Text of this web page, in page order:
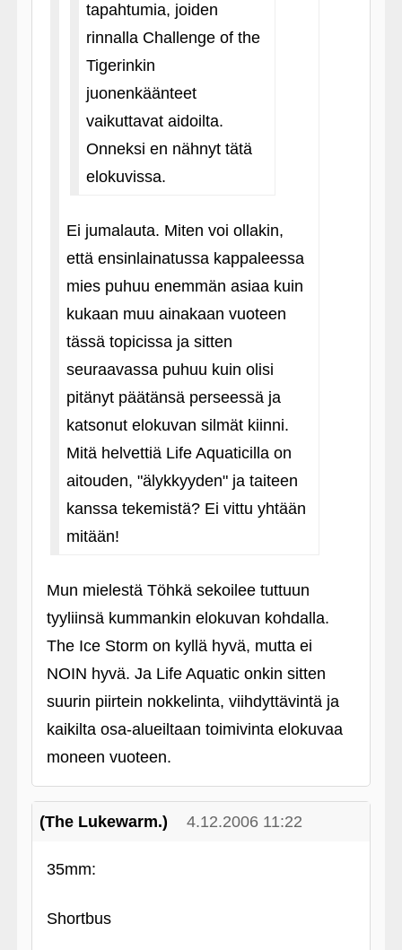
tapahtumia, joiden
rinnalla Challenge of the
Tigerinkin
juonenkäänteet
vaikuttavat aidoilta.
Onneksi en nähnyt tätä
elokuvissa.
Ei jumalauta. Miten voi ollakin,
että ensinlainatussa kappaleessa
mies puhuu enemmän asiaa kuin
kukaan muu ainakaan vuoteen
tässä topicissa ja sitten
seuraavassa puhuu kuin olisi
pitänyt päätänsä perseessä ja
katsonut elokuvan silmät kiinni.
Mitä helvettiä Life Aquaticilla on
aitouden, "älykkyyden" ja taiteen
kanssa tekemistä? Ei vittu yhtään
mitään!
Mun mielestä Töhkä sekoilee tuttuun
tyyliinsä kummankin elokuvan kohdalla.
The Ice Storm on kyllä hyvä, mutta ei
NOIN hyvä. Ja Life Aquatic onkin sitten
suurin piirtein nokkelinta, viihdyttävintä ja
kaikilta osa-alueiltaan toimivinta elokuvaa
moneen vuoteen.
(The Lukewarm.) 4.12.2006 11:22
35mm:
Shortbus